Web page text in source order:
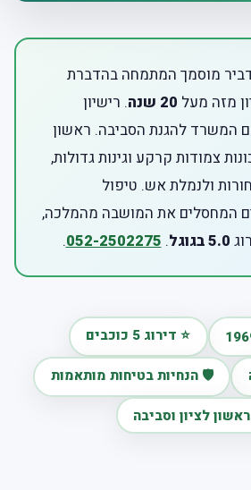
מוסמך המתמחה בהדברת
מזה מעל 20 שנה
. רישיון
המשרד להגנת הסביבה. ראשון
צמודות קרקע וגינות גדולות,
ולנמלת אש. טיפול
המחסלים את המושבה מהמלכה,
5.0 בגוגל .
052-2502275
.
⭐ דירוג 5 כוכבים
🛡️ הנחיות בטיחות מותאמות
לציון וסביבה